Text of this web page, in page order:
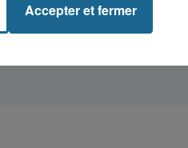
Accepter et fermer